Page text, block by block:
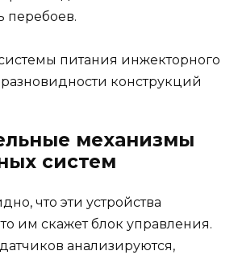
перебоев.
механизмы
систем
что эти устройства
им скажет блок управления.
анализируются,